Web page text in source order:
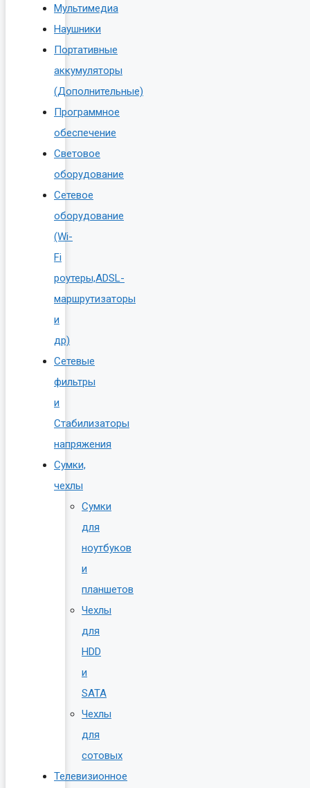
Мультимедиа
Наушники
Портативные
аккумуляторы
(Дополнительные)
Программное
обеспечение
Световое
оборудование
Сетевое
оборудование
(Wi-
Fi
роутеры,ADSL-
маршрутизаторы
и
др)
Сетевые
фильтры
и
Стабилизаторы
напряжения
Сумки,
чехлы
Сумки
для
ноутбуков
и
планшетов
Чехлы
для
HDD
и
SATA
Чехлы
для
сотовых
Телевизионное